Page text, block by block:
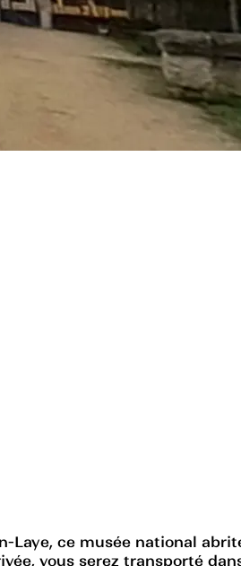
Laye, ce musée national
vous serez transporté